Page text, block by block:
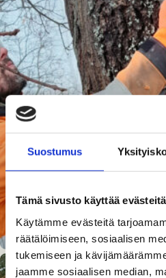
Suostumus
Tämä sivusto käyttää evästeitä
Käytämme evästeitä
räätälöimiseen, sosiaalisen
tukemiseen ja
jaamme sosiaalisen median,